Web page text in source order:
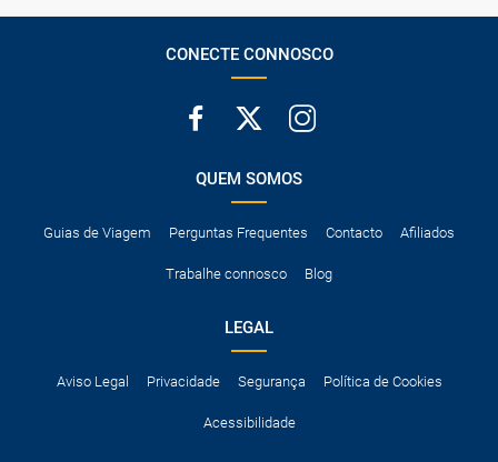
CONECTE CONNOSCO
QUEM SOMOS
Guias de Viagem Perguntas Frequentes Contacto Afiliados
Trabalhe connosco Blog
LEGAL
Aviso Legal Privacidade Segurança Política de Cookies
Acessibilidade